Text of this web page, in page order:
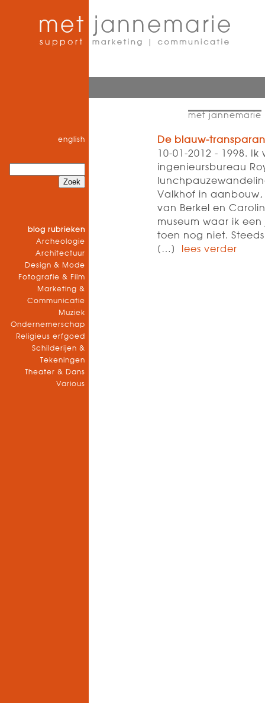
english
blog rubrieken
Archeologie
Architectuur
Design & Mode
Fotografie & Film
Marketing &
Communicatie
Muziek
Ondernemerschap
Religieus erfgoed
Schilderijen &
Tekeningen
Theater & Dans
Various
met jannemarie
De blauw-
10-01-2012 - 1998.
ingenieursbureau
Valkhof in
van Berkel en
museum waar ik
toen nog niet.
[…]
lees verder